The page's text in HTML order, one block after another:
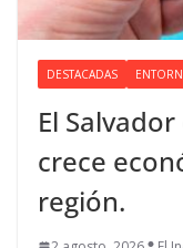
DESTACADAS
El
crece
región.